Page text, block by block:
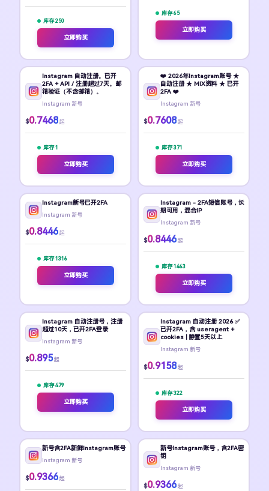
库存 250
立即购买
库存 65
立即购买
Instagram 自动注册。已开
2FA + API / 注册超过7天。邮
箱验证（不含邮箱）。
Instagram 新号
$0.7468 起
库存 1
立即购买
❤️ 2026年Instagram账号 ★
自动注册 ★ MIX资料 ★ 已开
2FA ❤️
Instagram 新号
$0.7608 起
库存 371
立即购买
Instagram新号已开2FA
Instagram 新号
$0.8446 起
库存 1316
立即购买
Instagram - 2FA短信账号，长
期可用，混合IP
Instagram 新号
$0.8446 起
库存 1463
立即购买
Instagram 自动注册号，注册
超过10天，已开2FA登录
Instagram 新号
$0.895 起
库存 479
立即购买
Instagram 自动注册 2026 ✅
已开2FA，含 useragent +
cookies | 静置5天以上
Instagram 新号
$0.9158 起
库存 322
立即购买
新号含2FA新鲜Instagram账号
Instagram 新号
$0.9366 起
新号Instagram账号，含2FA密
钥
Instagram 新号
$0.9366 起